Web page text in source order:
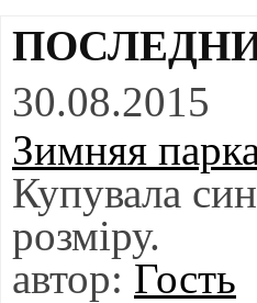
30.08.2015
Зимняя
Купувала
розміру.
Гость